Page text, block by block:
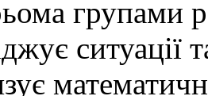
групами
ситуації